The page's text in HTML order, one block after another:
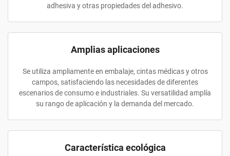
adhesiva y otras propiedades del adhesivo.
Amplias aplicaciones
Se utiliza ampliamente en embalaje, cintas médicas y otros
campos, satisfaciendo las necesidades de diferentes
escenarios de consumo e industriales. Su versatilidad amplía
su rango de aplicación y la demanda del mercado.
Característica ecológica